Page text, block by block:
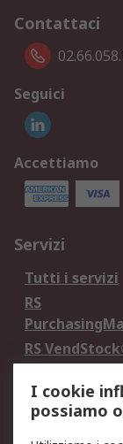
Contattaci
Seguici
Accettiamo
Servizi
Tutti i servizi
RS
RS
Legale
I cookie
possiamo